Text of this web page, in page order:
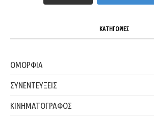
ΚΑΤΗΓΟΡΙΕΣ
ΟΜΟΡΦΙΑ
ΣΥΝΕΝΤΕΥΞΕΙΣ
ΚΙΝΗΜΑΤΟΓΡΑΦΟΣ